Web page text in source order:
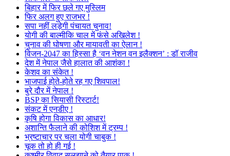
बिहार में फिर छले गए मुस्लिम
फिर अलग हुए राजभर !
सपा नहीं लड़ेगी पंचायत चुनाव!
योगी की बाल्मीकि चाल में फंसे अखिलेश !
चुनाव की घोषणा और मायावती का ऐलान !
विजन-2047 का हिस्सा है ‘वन नेशन वन इलैक्शन’ : डॉ राजीव
देश में नेपाल जैसे हालात की आशंका !
केशव का संकेत !
भाजपाई होते-होते रह गए शिवपाल!
बुरे दौर में नेपाल !
BSP का सियासी रिस्टार्ट!
संकट में एनडीए !
कृषि होगा विकास का आधार!
अशान्ति फैलाने की कोशिश में ट्रम्प !
भ्रष्टाचार पर चला योगी चाबुक !
चूक तो हो ही गई !